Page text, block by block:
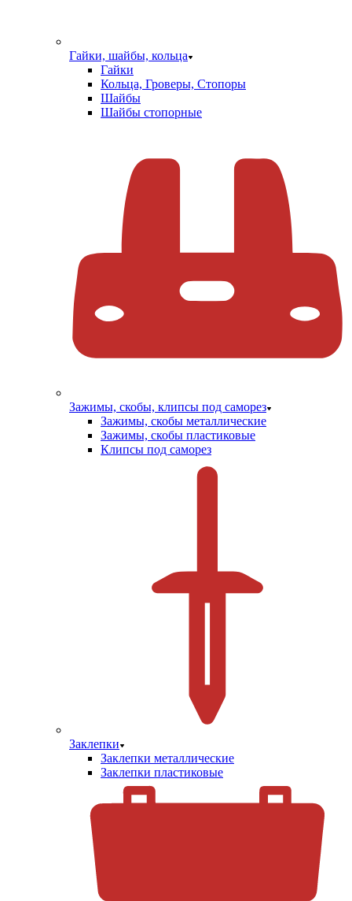
Гайки, шайбы, кольца
Гайки
Кольца, Гроверы, Стопоры
Шайбы
Шайбы стопорные
Зажимы, скобы, клипсы под саморез
Зажимы, скобы металлические
Зажимы, скобы пластиковые
Клипсы под саморез
Заклепки
Заклепки металлические
Заклепки пластиковые